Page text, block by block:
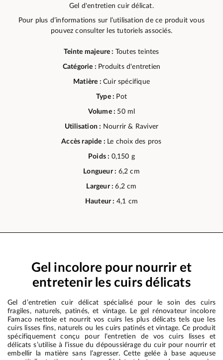
Gel d'entretien cuir délicat.
Pour plus d’informations sur l’utilisation de ce produit vous
pouvez consulter les tutoriels associés.
Teinte majeure : Toutes teintes
Catégorie : Produits d'entretien
Matière : Cuir spécifique
Type : Pot
Volume : 50 ml
Utilisation : Nourrir & Raviver
Accès rapide : Le choix des pros
Poids : 0,150 g
Longueur : 6,2 cm
Largeur :6,2 cm
Hauteur : 4,1 cm
Gel incolore pour nourrir et
entretenir les cuirs délicats
Gel d’entretien cuir délicat spécialisé pour le soin des cuirs
fragiles, naturels, patinés, et vintage. Le gel rénovateur incolore
Famaco nettoie et nourrit vos cuirs les plus délicats tels que les
cuirs lisses fins, naturels ou les cuirs patinés et vintage. Ce produit
spécifiquement conçu pour l’entretien de vos cuirs lisses et
délicats s’utilise à l’issue du dépoussiérage du cuir pour nourrir et
embellir la matière sans l’agresser. Cette gelée à base aqueuse